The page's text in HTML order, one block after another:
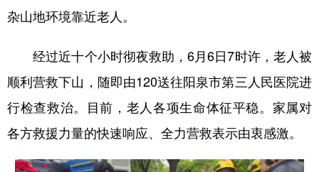
杂山地环境靠近老人。
经过近十个小时彻夜救助，6月6日7时许，老人被
顺利营救下山，随即由120送往阳泉市第三人民医院进
行检查救治。目前，老人各项生命体征平稳。家属对
各方救援力量的快速响应、全力营救表示由衷感激。